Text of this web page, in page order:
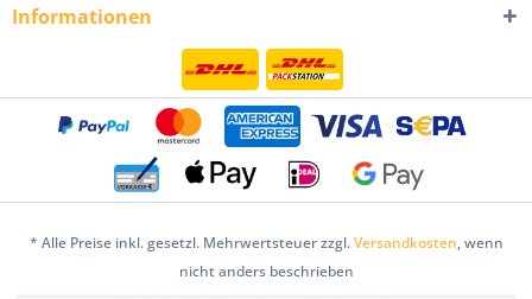
Informationen
* Alle Preise inkl. gesetzl. Mehrwertsteuer zzgl.Versandkosten, wenn
nicht anders beschrieben